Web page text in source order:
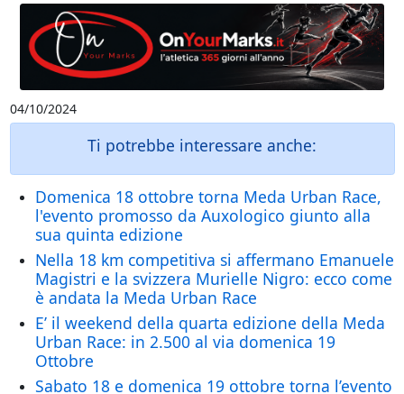
04/10/2024
Ti potrebbe interessare anche:
Domenica 18 ottobre torna Meda Urban Race,
l'evento promosso da Auxologico giunto alla
sua quinta edizione
Nella 18 km competitiva si affermano Emanuele
Magistri e la svizzera Murielle Nigro: ecco come
è andata la Meda Urban Race
E’ il weekend della quarta edizione della Meda
Urban Race: in 2.500 al via domenica 19
Ottobre
Sabato 18 e domenica 19 ottobre torna l’evento